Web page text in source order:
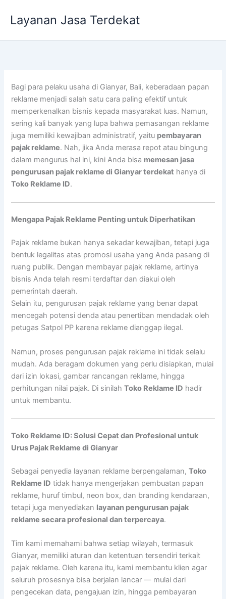
Layanan Jasa Terdekat
Bagi para pelaku usaha di Gianyar, Bali, keberadaan papan
reklame menjadi salah satu cara paling efektif untuk
memperkenalkan bisnis kepada masyarakat luas. Namun,
sering kali banyak yang lupa bahwa pemasangan reklame
juga memiliki kewajiban administratif, yaitu pembayaran
pajak reklame. Nah, jika Anda merasa repot atau bingung
dalam mengurus hal ini, kini Anda bisa memesan jasa
pengurusan pajak reklame di Gianyar terdekat hanya di
Toko Reklame ID.
Mengapa Pajak Reklame Penting untuk Diperhatikan
Pajak reklame bukan hanya sekadar kewajiban, tetapi juga
bentuk legalitas atas promosi usaha yang Anda pasang di
ruang publik. Dengan membayar pajak reklame, artinya
bisnis Anda telah resmi terdaftar dan diakui oleh
pemerintah daerah.
Selain itu, pengurusan pajak reklame yang benar dapat
mencegah potensi denda atau penertiban mendadak oleh
petugas Satpol PP karena reklame dianggap ilegal.
Namun, proses pengurusan pajak reklame ini tidak selalu
mudah. Ada beragam dokumen yang perlu disiapkan, mulai
dari izin lokasi, gambar rancangan reklame, hingga
perhitungan nilai pajak. Di sinilahToko Reklame ID hadir
untuk membantu.
Toko Reklame ID: Solusi Cepat dan Profesional untuk
Urus Pajak Reklame di Gianyar
Sebagai penyedia layanan reklame berpengalaman,Toko
Reklame ID tidak hanya mengerjakan pembuatan papan
reklame, huruf timbul, neon box, dan branding kendaraan,
tetapi juga menyediakan layanan pengurusan pajak
reklame secara profesional dan terpercaya.
Tim kami memahami bahwa setiap wilayah, termasuk
Gianyar, memiliki aturan dan ketentuan tersendiri terkait
pajak reklame. Oleh karena itu, kami membantu klien agar
seluruh prosesnya bisa berjalan lancar — mulai dari
pengecekan data, pengajuan izin, hingga pembayaran